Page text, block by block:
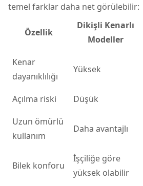
temel farklar daha net görülebilir:
Özellik
Dikişli Kenarlı
Modeller
Kenar
dayanıklılığı
Yüksek
Açılma riski Düşük
Uzun ömürlü
kullanım
Daha avantajlı
Bilek konforu
İşçiliğe göre
yüksek olabilir